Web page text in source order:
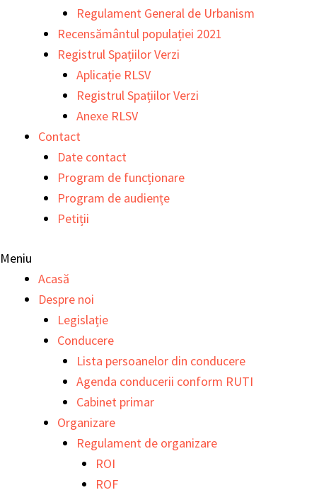
Regulament General de Urbanism
Recensământul populației 2021
Registrul Spațiilor Verzi
Aplicație RLSV
Registrul Spațiilor Verzi
Anexe RLSV
Contact
Date contact
Program de funcționare
Program de audiențe
Petiții
Meniu
Acasă
Despre noi
Legislație
Conducere
Lista persoanelor din conducere
Agenda conducerii conform RUTI
Cabinet primar
Organizare
Regulament de organizare
ROI
ROF